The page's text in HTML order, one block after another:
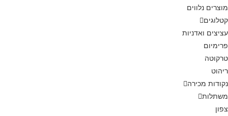
נלווים
ואדניות
מכירה